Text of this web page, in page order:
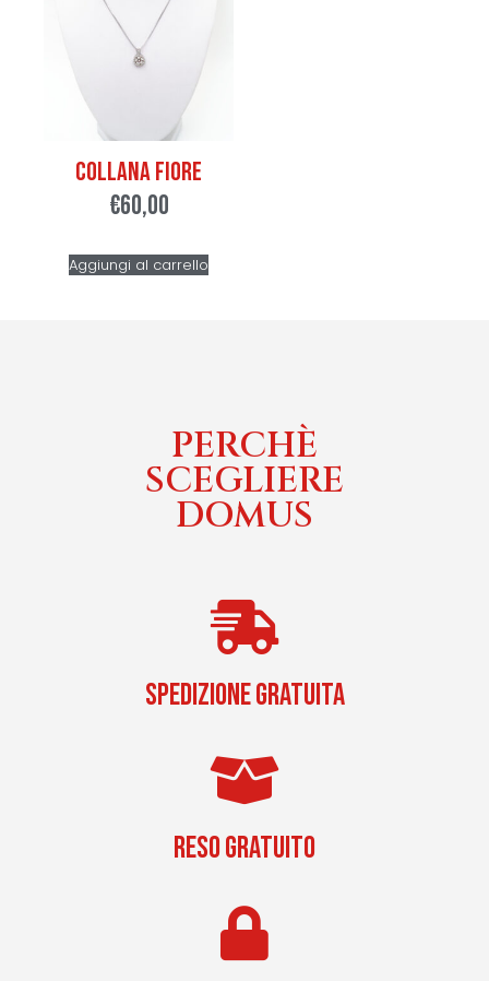
Collana Fiore
€60,00
Aggiungi al carrello
PERCHÈ
SCEGLIERE
DOMUS
SPEDIZIONE GRATUITA
RESO GRATUITO